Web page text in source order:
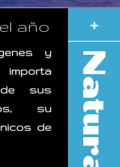
año
y
de sus
su
de
+